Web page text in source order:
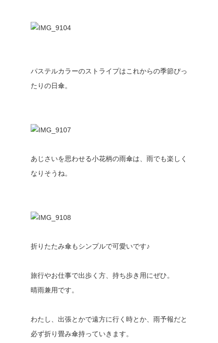
パステルカラーのストライプはこれからの季節ぴっ
たりの日傘。
あじさいを思わせる小花柄の雨傘は、雨でも楽しく
なりそうね。
折りたたみ傘もシンプルで可愛いです♪
旅行やお仕事で出歩く方、持ち歩き用にぜひ。
晴雨兼用です。
わたし、出張とかで遠方に行く時とか、雨予報だと
必ず折り畳み傘持っていきます。